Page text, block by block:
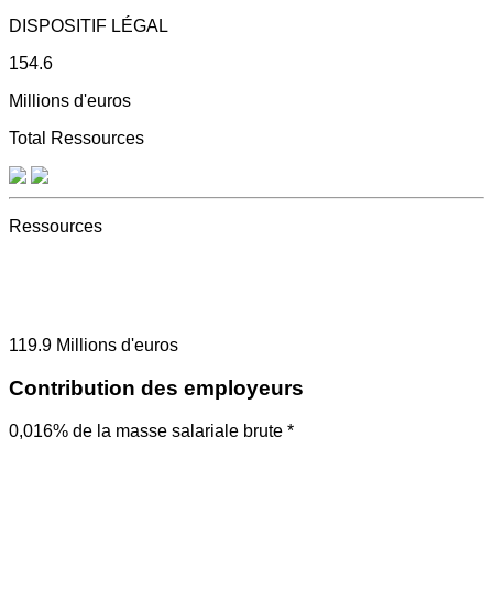
DISPOSITIF LÉGAL
154.6
Millions d'euros
Total Ressources
Ressources
119.9 Millions d'euros
Contribution des employeurs
0,016% de la masse salariale brute *